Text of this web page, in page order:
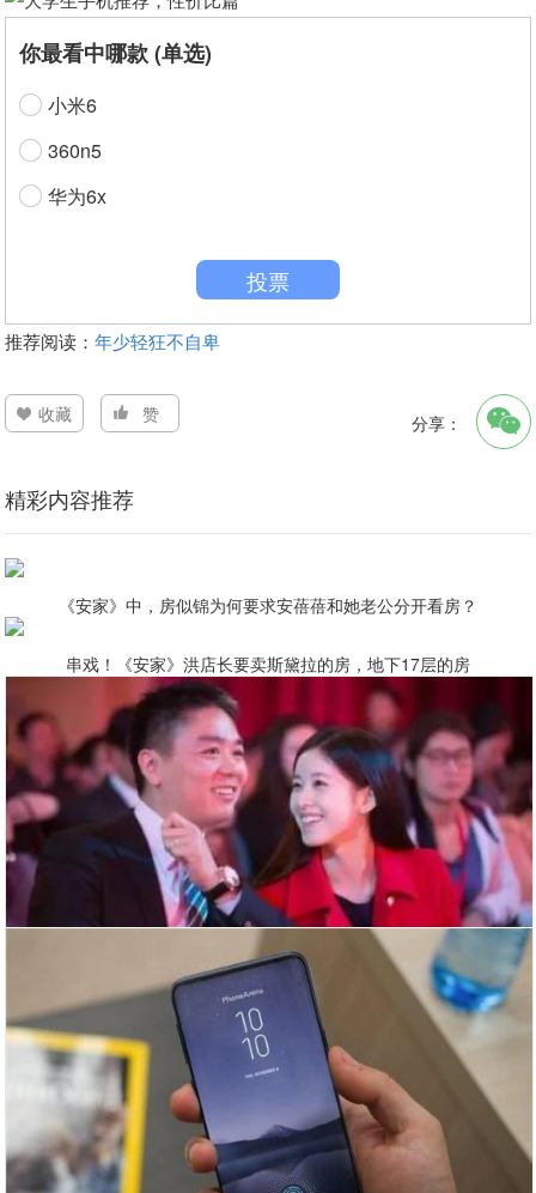
你最看中哪款 (单选)
小米6
360n5
华为6x
投票
推荐阅读：年少轻狂不自卑
收藏 赞 分享：
精彩内容推荐
《安家》中，房似锦为何要求安蓓蓓和她老公分开看房？
串戏！《安家》洪店长要卖斯黛拉的房，地下17层的房